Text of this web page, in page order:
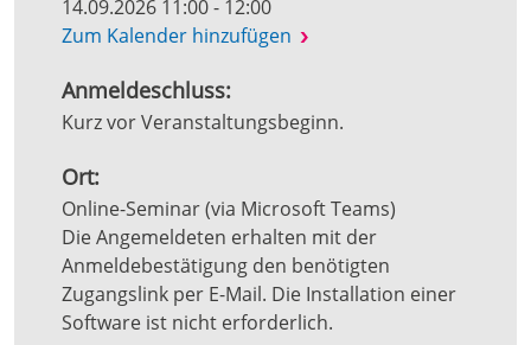
14.09.2026 11:00 - 12:00
Zum Kalender hinzufügen
Anmeldeschluss:
Kurz vor Veranstaltungsbeginn.
Ort:
Online-Seminar (via Microsoft Teams)
Die Angemeldeten erhalten mit der
Anmeldebestätigung den benötigten
Zugangslink per E-Mail. Die Installation einer
Software ist nicht erforderlich.